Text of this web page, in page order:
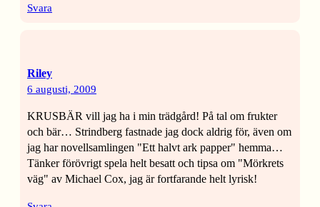
Svara
Riley
6 augusti, 2009
KRUSBÄR vill jag ha i min trädgård! På tal om frukter
och bär… Strindberg fastnade jag dock aldrig för, även om
jag har novellsamlingen "Ett halvt ark papper" hemma…
Tänker förövrigt spela helt besatt och tipsa om "Mörkrets
väg" av Michael Cox, jag är fortfarande helt lyrisk!